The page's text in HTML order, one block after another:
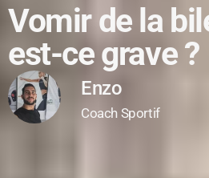
Vomir de la
est-ce grave ?
Enzo
Coach Sportif